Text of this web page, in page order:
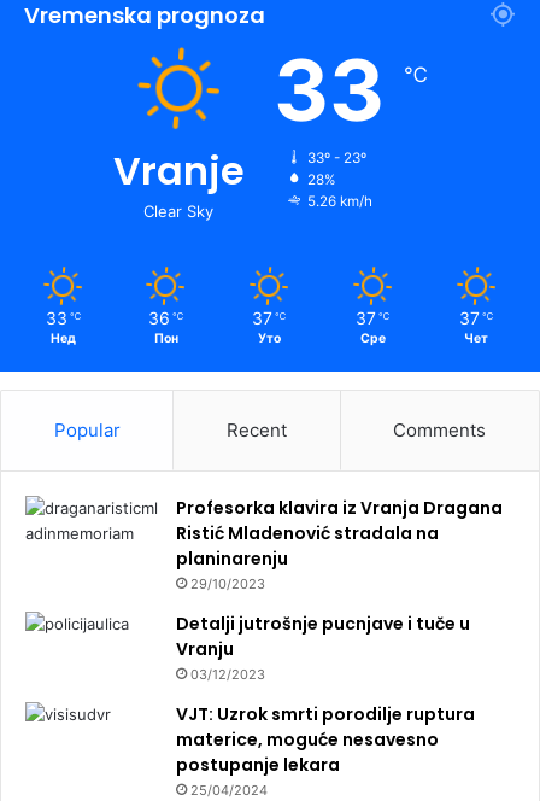
Vremenska prognoza
Vranje
Clear Sky
33 ℃
33º - 23º
28%
5.26 km/h
33 ℃
Нед
36 ℃
Пон
37 ℃
Уто
37 ℃
Сре
37 ℃
Чет
Popular Recent Comments
Profesorka klavira iz Vranja Dragana
Ristić Mladenović stradala na
planinarenju
29/10/2023
Detalji jutrošnje pucnjave i tuče u
Vranju
03/12/2023
VJT: Uzrok smrti porodilje ruptura
materice, moguće nesavesno
postupanje lekara
25/04/2024